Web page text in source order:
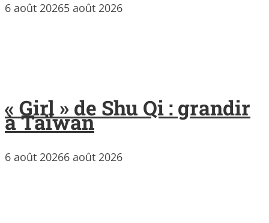
6 août 20265 août 2026
« Girl » de Shu Qi : grandir
à Taïwan
6 août 20266 août 2026